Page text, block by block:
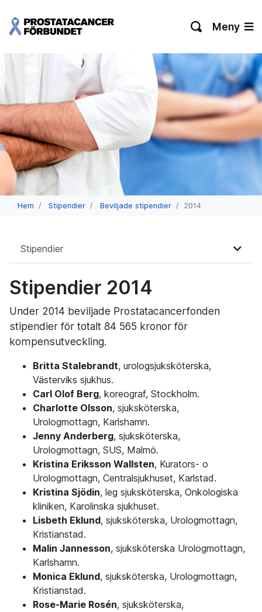
Meny
Hem Stipendier Beviljade stipendier 2014
Stipendier
Stipendier 2014
Under 2014 beviljade Prostatacancerfonden
stipendier för totalt 84 565 kronor för
kompensutveckling.
Britta Stalebrandt, urologsjuksköterska,
Västerviks sjukhus.
Carl Olof Berg, koreograf, Stockholm.
Charlotte Olsson, sjuksköterska,
Urologmottagn, Karlshamn.
Jenny Anderberg, sjuksköterska,
Urologmottagn, SUS, Malmö.
Kristina Eriksson Wallsten, Kurators- o
Urologmottagn, Centralsjukhuset, Karlstad.
Kristina Sjödin, leg sjuksköterska, Onkologiska
kliniken, Karolinska sjukhuset.
Lisbeth Eklund, sjuksköterska, Urologmottagn,
Kristianstad.
Malin Jannesson, sjuksköterska Urologmottagn,
Karlshamn.
Monica Eklund, sjuksköterska, Urologmottagn,
Kristianstad.
Rose-Marie Rosén, sjuksköterska,